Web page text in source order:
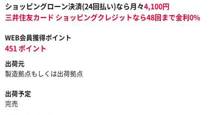
ショッピングローン決済(24回払い)なら月々4,100円
三井住友カード ショッピングクレジットなら48回まで金利0%
WEB会員獲得ポイント
451 ポイント
出荷元
製造拠点もしくは出荷拠点
出荷予定
完売